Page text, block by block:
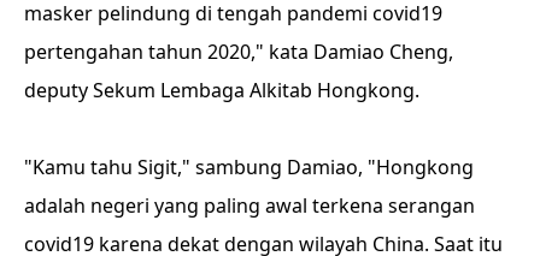
masker pelindung di tengah pandemi covid19
pertengahan tahun 2020," kata Damiao Cheng,
deputy Sekum Lembaga Alkitab Hongkong.
"Kamu tahu Sigit," sambung Damiao, "Hongkong
adalah negeri yang paling awal terkena serangan
covid19 karena dekat dengan wilayah China. Saat itu